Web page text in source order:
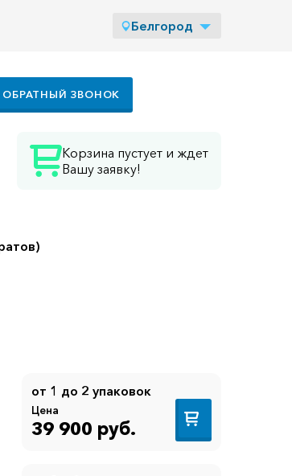
Белгород
Корзина пустует и ждет
Вашу заявку!
ОБРАТНЫЙ ЗВОНОК
от 1 до 2 упаковок
Цена
39 900 руб.